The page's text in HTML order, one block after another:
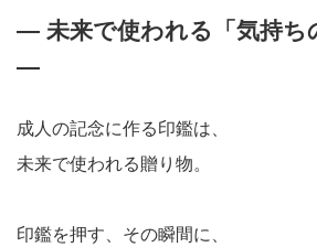
― 未来で使われる「気持ち
―
成人の記念に作る印鑑は、
未来で使われる贈り物。
印鑑を押す、その瞬間に、